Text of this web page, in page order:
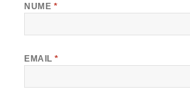
NUME *
EMAIL*